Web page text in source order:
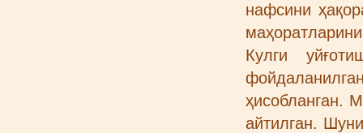
нафсини
Кулги
ҳисобланган.
айтилган.